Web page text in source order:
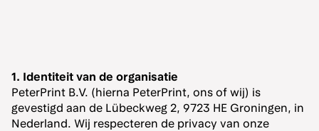
1. Identiteit van de organisatie
PeterPrint B.V. (hierna PeterPrint, ons of wij) is
gevestigd aan de Lübeckweg 2, 9723 HE Groningen, in
Nederland. Wij respecteren de privacy van onze